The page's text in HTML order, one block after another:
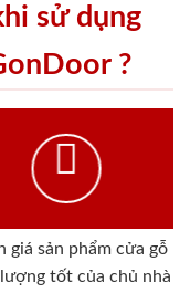
sử dụng
?
giá sản phẩm cửa gỗ
tốt của chủ nhà